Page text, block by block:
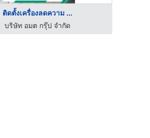
ติดตั้งเครื่องลดความ ...
บริษัท อมต กรุ๊ป จำกัด